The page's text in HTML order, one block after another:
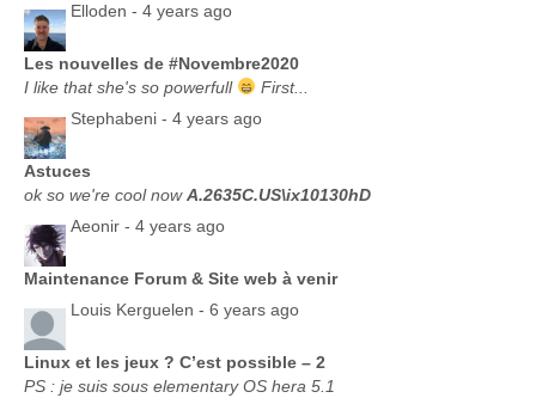
Elloden - 4 years ago
Les nouvelles de #Novembre2020
I like that she's so powerfull
First...
Stephabeni - 4 years ago
Astuces
ok so we're cool nowA.2635C.US\ix10130hD
Aeonir - 4 years ago
Maintenance Forum & Site web à venir
Louis Kerguelen - 6 years ago
Linux et les jeux ? C’est possible – 2
PS : je suis sous elementary OS hera 5.1